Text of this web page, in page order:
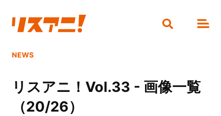
NEWS
リスアニ！Vol.33 - 画像一覧
（20/26）